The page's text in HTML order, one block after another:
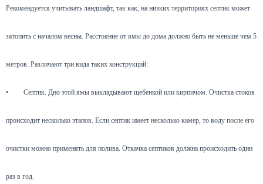
Рекомендуется учитывать ландшафт, так как, на низких территориях септик может
затопить с началом весны. Расстояние от ямы до дома должно быть не меньше чем 5
метров. Различают три вида таких конструкций:
• Септик. Дно этой ямы выкладывают щебенкой или кирпичом. Очистка стоков
происходит несколько этапов. Если септик имеет несколько камер, то воду после его
очистки можно применять для полива. Откачка септиков должна происходить один
раз в год.